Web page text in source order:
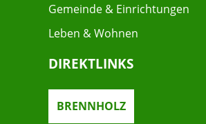
Gemeinde & Einrichtungen
Leben & Wohnen
DIREKTLINKS
BRENNHOLZ